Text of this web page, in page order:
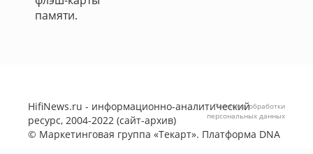
памяти.
HifiNews.ru - информационно-аналитический
ресурс, 2004-2022 (сайт-архив)
© Маркетинговая группа «Текарт». Платформа DNA
Политика обработки
персональных данных